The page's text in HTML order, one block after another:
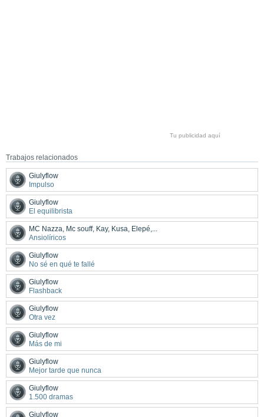
Tu publicidad aquí
Trabajos relacionados
Giulyflow
Impulso
Giulyflow
El equilibrista
MC Nazza, Mc souff, Kay, Kusa, Elepé,...
Ansiolíricos
Giulyflow
No sé en qué te fallé
Giulyflow
Flashback
Giulyflow
Otra vez
Giulyflow
Más de mi
Giulyflow
Mejor tarde que nunca
Giulyflow
1.500 dramas
Giulyflow